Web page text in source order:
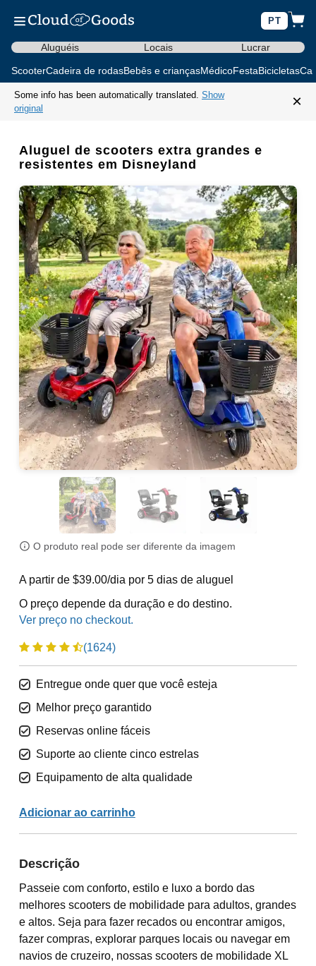
PT
Aluguéis Locais Lucrar
ScooterCadeira de rodasBebês e criançasMédicoFestaBicicletas
Some info has been automatically translated. Show
original
×
Aluguel de scooters extra grandes e
resistentes em Disneyland
O produto real pode ser diferente da imagem
A partir de $39.00/dia por 5 dias de aluguel
O preço depende da duração e do destino.
(1624)
Entregue onde quer que você esteja
Melhor preço garantido
Reservas online fáceis
Suporte ao cliente cinco estrelas
Equipamento de alta qualidade
Adicionar ao carrinho
Descrição
Passeie com conforto, estilo e luxo a bordo das
melhores scooters de mobilidade para adultos, grandes
e altos. Seja para fazer recados ou encontrar amigos,
fazer compras, explorar parques locais ou navegar em
navios de cruzeiro, nossas scooters de mobilidade XL